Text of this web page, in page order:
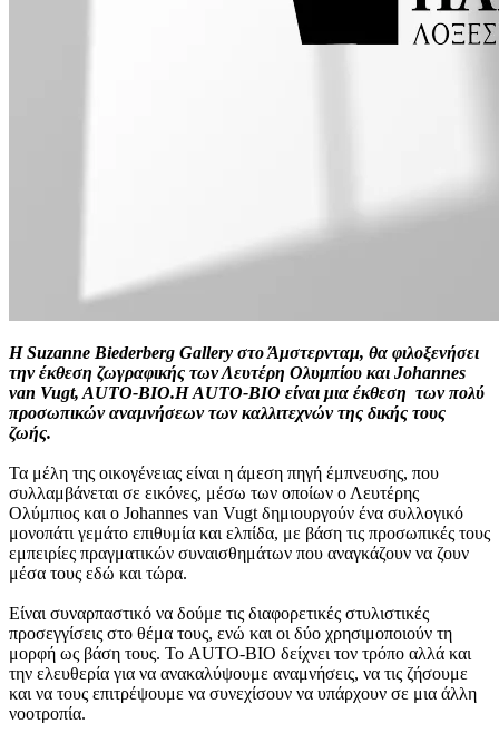
Η Suzanne Biederberg Gallery στο Άμστερνταμ, θα φιλοξενήσει
την έκθεση ζωγραφικής των Λευτέρη Ολυμπίου και Johannes
van Vugt, AUTO-BIO.Η AUTO-BIO είναι μια έκθεση των πολύ
προσωπικών αναμνήσεων των καλλιτεχνών της δικής τους
ζωής.
Τα μέλη της οικογένειας είναι η άμεση πηγή έμπνευσης, που
συλλαμβάνεται σε εικόνες, μέσω των οποίων ο Λευτέρης
Ολύμπιος και ο Johannes van Vugt δημιουργούν ένα συλλογικό
μονοπάτι γεμάτο επιθυμία και ελπίδα, με βάση τις προσωπικές τους
εμπειρίες πραγματικών συναισθημάτων που αναγκάζουν να ζουν
μέσα τους εδώ και τώρα.
Είναι συναρπαστικό να δούμε τις διαφορετικές στυλιστικές
προσεγγίσεις στο θέμα τους, ενώ και οι δύο χρησιμοποιούν τη
μορφή ως βάση τους. Το AUTO-BIO δείχνει τον τρόπο αλλά και
την ελευθερία για να ανακαλύψουμε αναμνήσεις, να τις ζήσουμε
και να τους επιτρέψουμε να συνεχίσουν να υπάρχουν σε μια άλλη
νοοτροπία.